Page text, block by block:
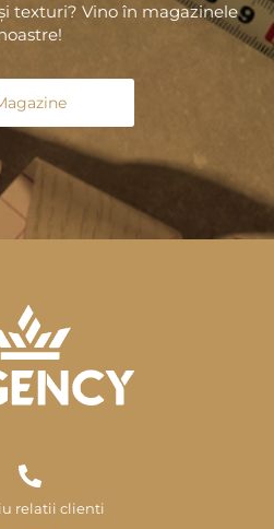
texturi? Vino în magazinele
relatii clienti